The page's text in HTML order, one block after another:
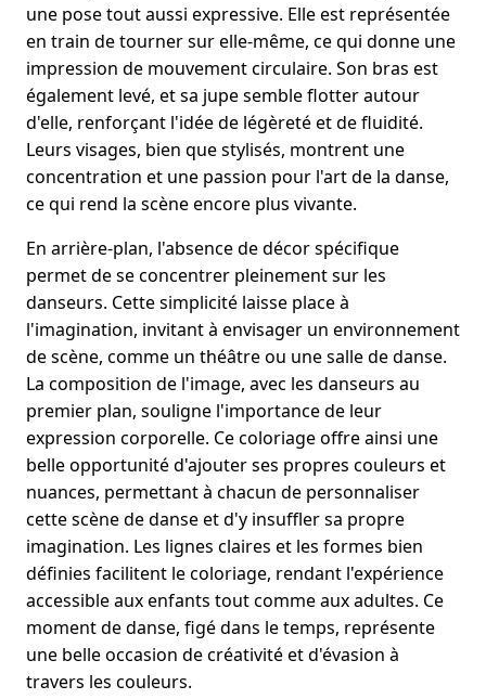
une pose tout aussi expressive. Elle est représentée
en train de tourner sur elle-même, ce qui donne une
impression de mouvement circulaire. Son bras est
également levé, et sa jupe semble flotter autour
d'elle, renforçant l'idée de légèreté et de fluidité.
Leurs visages, bien que stylisés, montrent une
concentration et une passion pour l'art de la danse,
ce qui rend la scène encore plus vivante.
En arrière-plan, l'absence de décor spécifique
permet de se concentrer pleinement sur les
danseurs. Cette simplicité laisse place à
l'imagination, invitant à envisager un environnement
de scène, comme un théâtre ou une salle de danse.
La composition de l'image, avec les danseurs au
premier plan, souligne l'importance de leur
expression corporelle. Ce coloriage offre ainsi une
belle opportunité d'ajouter ses propres couleurs et
nuances, permettant à chacun de personnaliser
cette scène de danse et d'y insuffler sa propre
imagination. Les lignes claires et les formes bien
définies facilitent le coloriage, rendant l'expérience
accessible aux enfants tout comme aux adultes. Ce
moment de danse, figé dans le temps, représente
une belle occasion de créativité et d'évasion à
travers les couleurs.